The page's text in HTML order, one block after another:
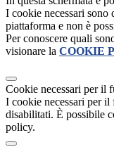
I cookie necessari
piattaforma e non è
Per conoscere quali
visionare la COOKIE
Cookie necessari per il
I cookie necessari per il
disabilitati. È possibile
policy.